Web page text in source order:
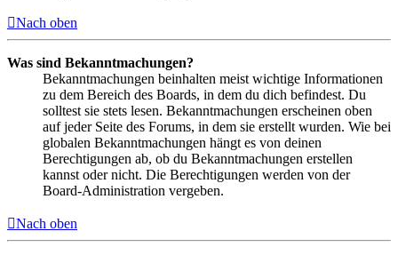
Nach oben
Was sind Bekanntmachungen?
Bekanntmachungen beinhalten meist wichtige Informationen
zu dem Bereich des Boards, in dem du dich befindest. Du
solltest sie stets lesen. Bekanntmachungen erscheinen oben
auf jeder Seite des Forums, in dem sie erstellt wurden. Wie bei
globalen Bekanntmachungen hängt es von deinen
Berechtigungen ab, ob du Bekanntmachungen erstellen
kannst oder nicht. Die Berechtigungen werden von der
Board-Administration vergeben.
Nach oben